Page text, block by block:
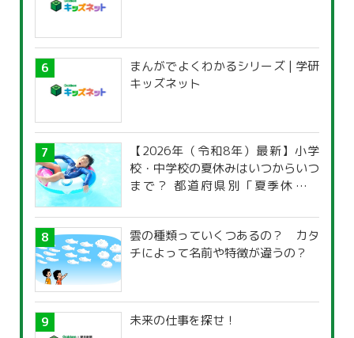
まんがでよくわかるシリーズ | 学研
キッズネット
【2026年（令和8年）最新】小学
校・中学校の夏休みはいつからいつ
まで？ 都道府県別「夏季休暇一
雲の種類っていくつあるの？ カタ
チによって名前や特徴が違うの？
未来の仕事を探せ！